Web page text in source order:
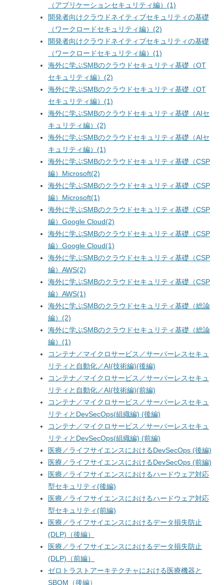
（アプリケーションセキュリティ編）(1)
開発者向けクラウドネイティブセキュリティの基礎
（ワークロードセキュリティ編）(2)
開発者向けクラウドネイティブセキュリティの基礎
（ワークロードセキュリティ編）(1)
海外に学ぶSMBのクラウドセキュリティ基礎（OT
セキュリティ編）(2)
海外に学ぶSMBのクラウドセキュリティ基礎（OT
セキュリティ編）(1)
海外に学ぶSMBのクラウドセキュリティ基礎（AIセ
キュリティ編）(2)
海外に学ぶSMBのクラウドセキュリティ基礎（AIセ
キュリティ編）(1)
海外に学ぶSMBのクラウドセキュリティ基礎（CSP
編）Microsoft(2)
海外に学ぶSMBのクラウドセキュリティ基礎（CSP
編）Microsoft(1)
海外に学ぶSMBのクラウドセキュリティ基礎（CSP
編）Google Cloud(2)
海外に学ぶSMBのクラウドセキュリティ基礎（CSP
編）Google Cloud(1)
海外に学ぶSMBのクラウドセキュリティ基礎（CSP
編）AWS(2)
海外に学ぶSMBのクラウドセキュリティ基礎（CSP
編）AWS(1)
海外に学ぶSMBのクラウドセキュリティ基礎（総論
編）(2)
海外に学ぶSMBのクラウドセキュリティ基礎（総論
編）(1)
コンテナ／マイクロサービス／サーバーレスセキュ
リティと自動化／AI(技術編)(後編)
コンテナ／マイクロサービス／サーバーレスセキュ
リティと自動化／AI(技術編)(前編)
コンテナ／マイクロサービス／サーバーレスセキュ
リティとDevSecOps(組織編) (後編)
コンテナ／マイクロサービス／サーバーレスセキュ
リティとDevSecOps(組織編) (前編)
医療／ライフサイエンスにおけるDevSecOps (後編)
医療／ライフサイエンスにおけるDevSecOps (前編)
医療／ライフサイエンスにおけるハードウェア対応
型セキュリティ(後編)
医療／ライフサイエンスにおけるハードウェア対応
型セキュリティ(前編)
医療／ライフサイエンスにおけるデータ損失防止
(DLP)（後編）
医療／ライフサイエンスにおけるデータ損失防止
(DLP)（前編）
ゼロトラストアーキテクチャにおける医療機器と
SBOM（後編）